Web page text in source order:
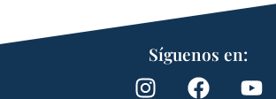
Síguenos en: